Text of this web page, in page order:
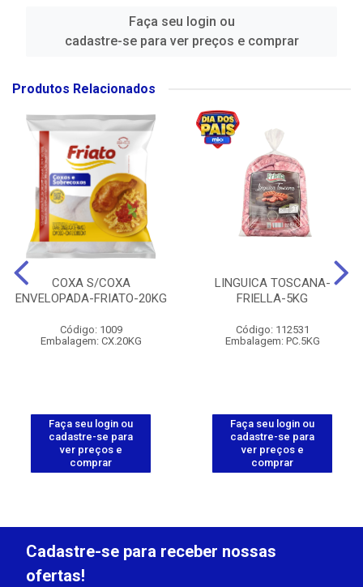
Faça seu login ou
cadastre-se para ver preços e comprar
Produtos Relacionados
COXA S/COXA
ENVELOPADA-FRIATO-20KG
Código: 1009
Embalagem: CX.20KG
Faça seu login ou
cadastre-se para
ver preços e
comprar
LINGUICA TOSCANA-
FRIELLA-5KG
Código: 112531
Embalagem: PC.5KG
Faça seu login ou
cadastre-se para
ver preços e
comprar
Cadastre-se para receber nossas
ofertas!